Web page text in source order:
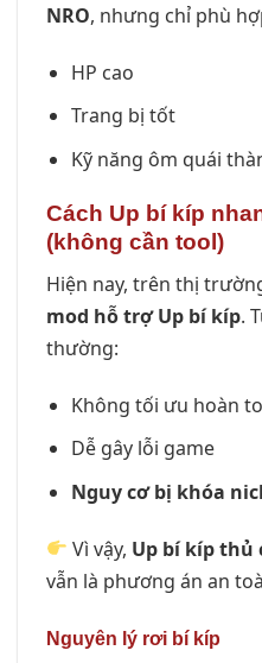
NRO, nhưng chỉ phù
HP cao
Trang bị tốt
Kỹ năng ôm quái
Cách Up bí kíp
(không cần tool)
Hiện nay, trên thị
mod hỗ trợ Up bí kíp.
thường:
Không tối ưu hoàn
Dễ gây lỗi game
Nguy cơ bị khóa
Vì vậy, Up bí kíp thủ
vẫn là phương án an
Nguyên lý rơi bí kíp